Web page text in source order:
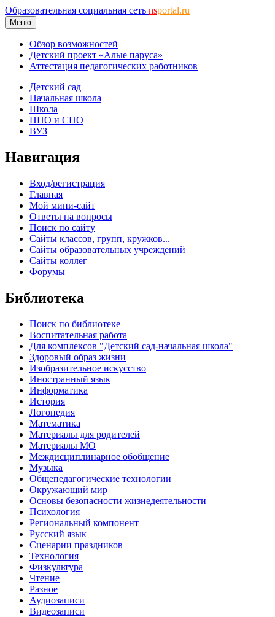
Образовательная социальная сеть nsportal.ru
Меню
Обзор возможностей
Детский проект «Алые паруса»
Аттестация педагогических работников
Детский сад
Начальная школа
Школа
НПО и СПО
ВУЗ
Навигация
Вход/регистрация
Главная
Мой мини-сайт
Ответы на вопросы
Поиск по сайту
Сайты классов, групп, кружков...
Сайты образовательных учреждений
Сайты коллег
Форумы
Библиотека
Поиск по библиотеке
Воспитательная работа
Для комплексов "Детский сад-начальная школа"
Здоровый образ жизни
Изобразительное искусство
Иностранный язык
Информатика
История
Логопедия
Математика
Материалы для родителей
Материалы МО
Междисциплинарное обобщение
Музыка
Общепедагогические технологии
Окружающий мир
Основы безопасности жизнедеятельности
Психология
Региональный компонент
Русский язык
Сценарии праздников
Технология
Физкультура
Чтение
Разное
Аудиозаписи
Видеозаписи